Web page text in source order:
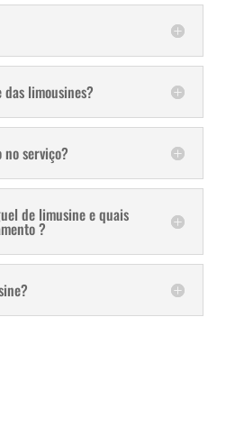
limousines?
serviço?
de limusine e quais
?